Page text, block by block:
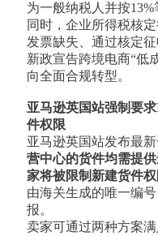
为一般纳税人并按13%
同时，企业所得税核
发票缺失、通过核定
新政宣告跨境电商“低
向全面合规转型。
亚马逊英国站强制要
件权限
亚马逊英国站发布最新
营中心的货件均需提
家将被限制新建货件权
由海关生成的唯一编
报。
卖家可通过两种方案